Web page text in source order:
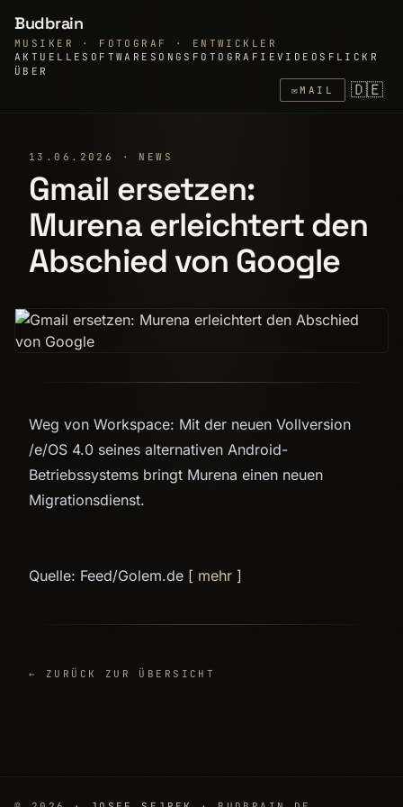
Budbrain
MUSIKER · FOTOGRAF · ENTWICKLER
AKTUELLE SOFTWARE SONGS FOTOGRAFIEVIDEOS FLICKR
ÜBER
✉MAIL 🇩🇪
13.06.2026 · NEWS
Gmail ersetzen:
Murena erleichtert den
Abschied von Google
Weg von Workspace: Mit der neuen Vollversion
/e/OS 4.0 seines alternativen Android-
Betriebssystems bringt Murena einen neuen
Migrationsdienst.
Quelle: Feed/Golem.de [ mehr ]
← ZURÜCK ZUR ÜBERSICHT